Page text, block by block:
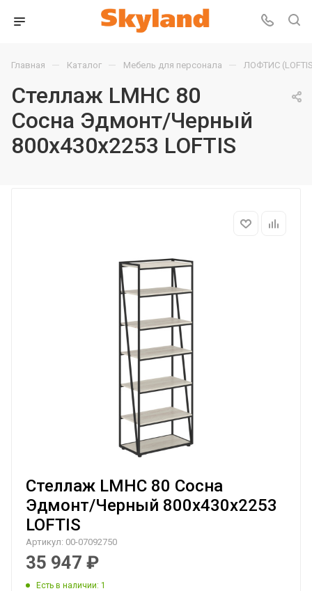
Главная — Каталог — Мебель для персонала — ЛОФТИС
Стеллаж LMHC 80
Сосна Эдмонт/Черный
800х430х2253 LOFTIS
Стеллаж LMHC 80 Сосна
Эдмонт/Черный 800х430х2253
LOFTIS
Артикул: 00-07092750
35 947 ₽
Есть в наличии: 1